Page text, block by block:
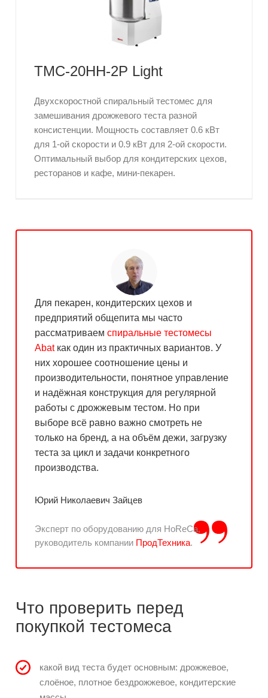
ТМС-20НН-2Р Light
Двухскоростной спиральный тестомес для
замешивания дрожжевого теста разной
консистенции. Мощность составляет 0.6 кВт
для 1-ой скорости и 0.9 кВт для 2-ой скорости.
Оптимальный выбор для кондитерских цехов,
ресторанов и кафе, мини-пекарен.
Для пекарен, кондитерских цехов и
предприятий общепита мы часто
рассматриваем спиральные тестомесы
Abatкак один из практичных вариантов. У
них хорошее соотношение цены и
производительности, понятное управление
и надёжная конструкция для регулярной
работы с дрожжевым тестом. Но при
выборе всё равно важно смотреть не
только на бренд, а на объём дежи, загрузку
теста за цикл и задачи конкретного
производства.
Юрий Николаевич Зайцев
Эксперт по оборудованию для HoReCa,
руководитель компании ПродТехника.
Что проверить перед
покупкой тестомеса
какой вид теста будет основным: дрожжевое,
слоёное, плотное бездрожжевое, кондитерские